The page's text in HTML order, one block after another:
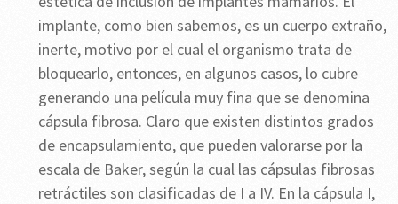
implante, como bien sabemos, es un cuerpo extraño,
inerte, motivo por el cual el organismo trata de
bloquearlo, entonces, en algunos casos, lo cubre
generando una película muy fina que se denomina
cápsula fibrosa. Claro que existen distintos grados
de encapsulamiento, que pueden valorarse por la
escala de Baker, según la cual las cápsulas fibrosas
retráctiles son clasificadas de I a IV. En la cápsula I,